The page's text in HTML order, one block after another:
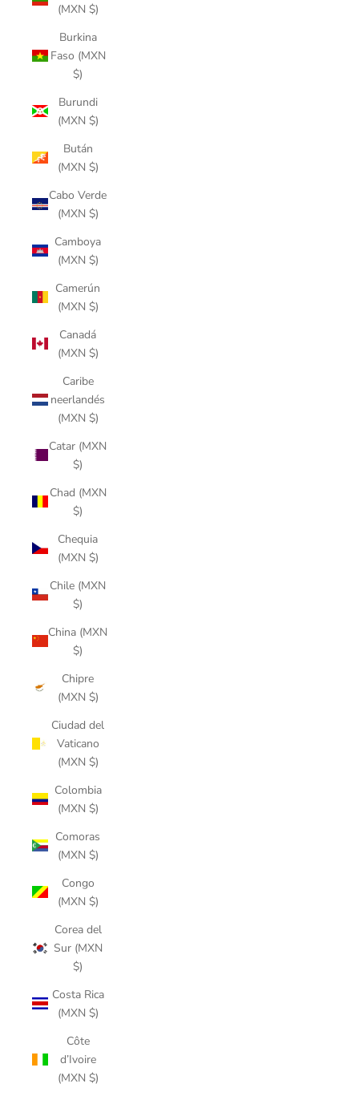
(MXN $)
Burkina
Faso (MXN
$)
Burundi
(MXN $)
Bután
(MXN $)
Cabo Verde
(MXN $)
Camboya
(MXN $)
Camerún
(MXN $)
Canadá
(MXN $)
Caribe
neerlandés
(MXN $)
Catar (MXN
$)
Chad (MXN
$)
Chequia
(MXN $)
Chile (MXN
$)
China (MXN
$)
Chipre
(MXN $)
Ciudad del
Vaticano
(MXN $)
Colombia
(MXN $)
Comoras
(MXN $)
Congo
(MXN $)
Corea del
Sur (MXN
$)
Costa Rica
(MXN $)
Côte
d’Ivoire
(MXN $)